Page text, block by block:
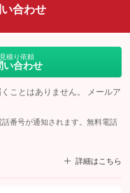
合わせ
積り依頼
い合わせ
ことはありません。 メールア
番号が通知されます。無料電話
詳細はこちら